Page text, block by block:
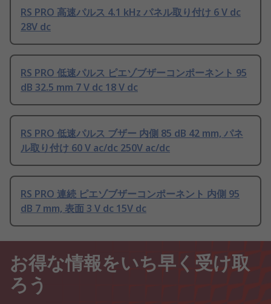
RS PRO 高速パルス 4.1 kHz パネル取り付け 6 V dc
28V dc
RS PRO 低速パルス ピエゾブザーコンポーネント 95
dB 32.5 mm 7 V dc 18 V dc
RS PRO 低速パルス ブザー 内側 85 dB 42 mm, パネ
ル取り付け 60 V ac/dc 250V ac/dc
RS PRO 連続 ピエゾブザーコンポーネント 内側 95
dB 7 mm, 表面 3 V dc 15V dc
お得な情報をいち早く受け取
ろう